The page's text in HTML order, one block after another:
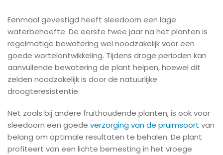
Eenmaal gevestigd heeft sleedoorn een lage
waterbehoefte. De eerste twee jaar na het planten is
regelmatige bewatering wel noodzakelijk voor een
goede wortelontwikkeling. Tijdens droge perioden kan
aanvullende bewatering de plant helpen, hoewel dit
zelden noodzakelijk is door de natuurlijke
droogteresistentie.
Net zoals bij andere fruithoudende planten, is ook voor
sleedoorn een goede verzorging van de pruimsoort van
belang om optimale resultaten te behalen. De plant
profiteert van een lichte bemesting in het vroege